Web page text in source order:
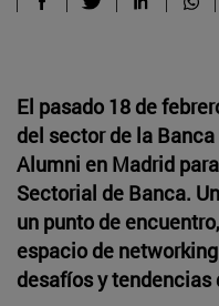
El pasado 18 de
del sector de la
Alumni en Madrid
Sectorial de Banca.
un punto de
espacio de
desafíos y tendencias